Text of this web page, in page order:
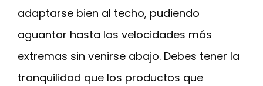
adaptarse bien al techo, pudiendo
aguantar hasta las velocidades más
extremas sin venirse abajo. Debes tener la
tranquilidad que los productos que